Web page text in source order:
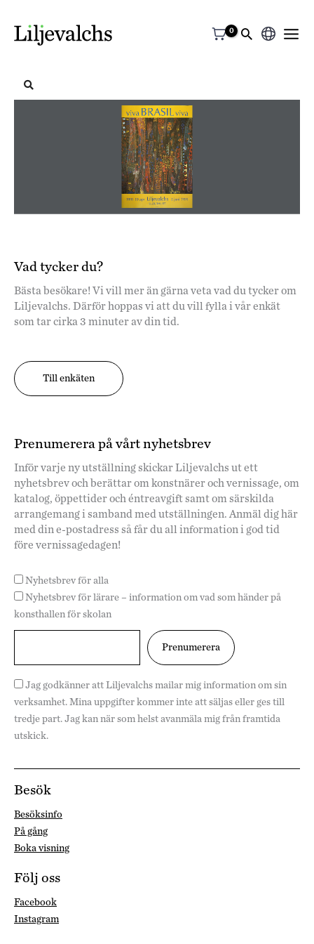
Välj
språk
Vad tycker du?
Bästa besökare! Vi vill mer än gärna veta vad du tycker om
Liljevalchs. Därför hoppas vi att du vill fylla i vår enkät
som tar cirka 3 minuter av din tid.
Till enkäten
Prenumerera på vårt nyhetsbrev
Inför varje ny utställning skickar Liljevalchs ut ett
nyhetsbrev och berättar om konstnärer och vernissage, om
katalog, öppettider och éntreavgift samt om särskilda
arrangemang i samband med utställningen. Anmäl dig här
med din e-postadress så får du all information i god tid
före vernissagedagen!
Nyhetsbrev för alla
Nyhetsbrev för lärare – information om vad som händer på
konsthallen för skolan
Jag godkänner att Liljevalchs mailar mig information om sin
verksamhet. Mina uppgifter kommer inte att säljas eller ges till
tredje part. Jag kan när som helst avanmäla mig från framtida
utskick.
Besök
Besöksinfo
På gång
Boka visning
Följ oss
Facebook
Instagram